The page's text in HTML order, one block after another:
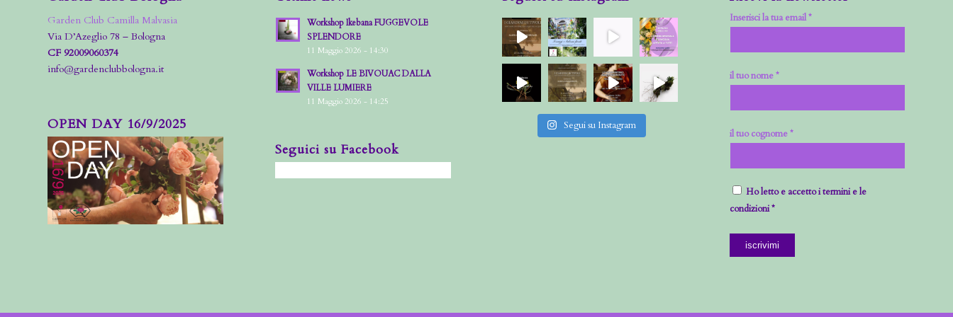
Garden Club Camilla Malvasia
Via D’Azeglio 78 – Bologna
CF 92009060374
info@gardenclubbologna.it
OPEN DAY 16/9/2025
Workshop Ikebana FUGGEVOLE
SPLENDORE
11 Maggio 2026 - 14:30
Workshop LE BIVOUAC DALLA
VILLE LUMIERE
11 Maggio 2026 - 14:25
Seguici su Facebook
Segui su Instagram
Inserisci la tua email *
il tuo nome *
il tuo cognome *
Ho letto e accetto i termini e le
condizioni *